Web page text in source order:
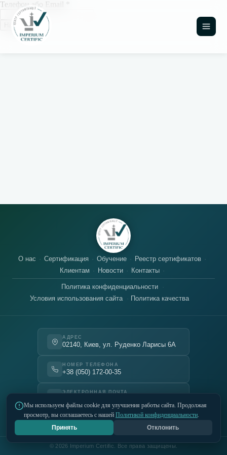
Телефон або Email
Надіслати
О нас Сертификация Обучение
Реестр сертификатов
Клиентам
Новости Контакты
Политика конфиденциальности
Условия использования сайта
Политика качества
АДРЕС
02140, Киев, ул. Руденко Ларисы 6А
НОМЕР ТЕЛЕФОНА
+38 (050) 172-00-35
ЭЛЕКТРОННАЯ ПОЧТА
Telegram Instagram LinkedIn
© 2026 Imperium Certific. Все права защищены.
Мы используем файлы cookie для улучшения работы сайта. Продолжая
просмотр, вы соглашаетесь с нашей Политикой конфиденциальности.
Принять
Отклонить